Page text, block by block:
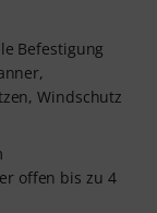
Befestigung
Windschutz
offen bis zu 4